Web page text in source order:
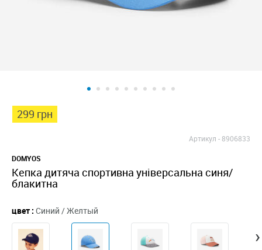
299 грн
Артикул -8906833
DOMYOS
Кепка дитяча спортивна універсальна синя/
блакитна
цвет : Синий / Желтый
›